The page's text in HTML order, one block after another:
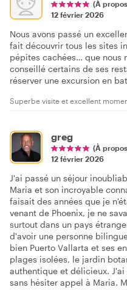
(À
12 février 2026
Nous avons passé un
fait découvrir tous les sites
pépites cachées… que nous
conseillé certains de ses
réserver une excursion en
Superbe visite et excellent
greg
(À
12 février 2026
J'ai passé un séjour
Maria et son incroyable
faisait des années que je
venant de Phoenix, je ne
surtout dans un pays
d'avoir une personne
bien Puerto Vallarta et ses
plages isolées, le jardin
authentique et délicieux.
sans hésiter appel à Maria.